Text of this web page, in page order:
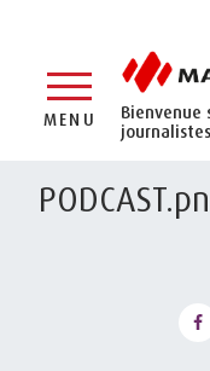
Bienvenue
journalistes
MENU